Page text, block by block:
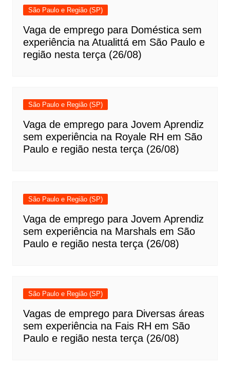
São Paulo e Região (SP)
Vaga de emprego para Doméstica sem
experiência na Atualittá em São Paulo e
região nesta terça (26/08)
São Paulo e Região (SP)
Vaga de emprego para Jovem Aprendiz
sem experiência na Royale RH em São
Paulo e região nesta terça (26/08)
São Paulo e Região (SP)
Vaga de emprego para Jovem Aprendiz
sem experiência na Marshals em São
Paulo e região nesta terça (26/08)
São Paulo e Região (SP)
Vagas de emprego para Diversas áreas
sem experiência na Fais RH em São
Paulo e região nesta terça (26/08)